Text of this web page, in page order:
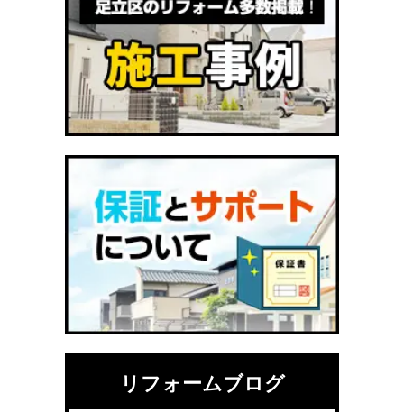
リフォームブログ